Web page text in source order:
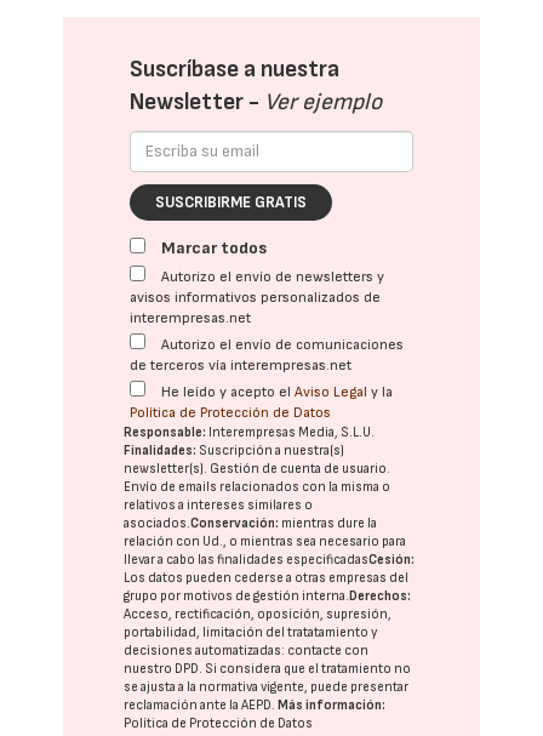
Suscríbase a nuestra
Newsletter - Ver ejemplo
SUSCRIBIRME GRATIS
Marcar todos
Autorizo el envío de newsletters y
avisos informativos personalizados de
interempresas.net
Autorizo el envío de comunicaciones
de terceros vía interempresas.net
He leído y acepto elAviso Legal y la
Política de Protección de Datos
Responsable: Interempresas Media, S.L.U.
Finalidades: Suscripción a nuestra(s)
newsletter(s). Gestión de cuenta de usuario.
Envío de emails relacionados con la misma o
relativos a intereses similares o
asociados.Conservación: mientras dure la
relación con Ud., o mientras sea necesario para
llevar a cabo las finalidades especificadasCesión:
Los datos pueden cederse a otras empresas del
grupo por motivos de gestión interna.Derechos:
Acceso, rectificación, oposición, supresión,
portabilidad, limitación del tratatamiento y
decisiones automatizadas: contacte con
nuestro DPD . Si considera que el tratamiento no
se ajusta a la normativa vigente, puede presentar
reclamación ante laAEPD .Más información:
Política de Protección de Datos